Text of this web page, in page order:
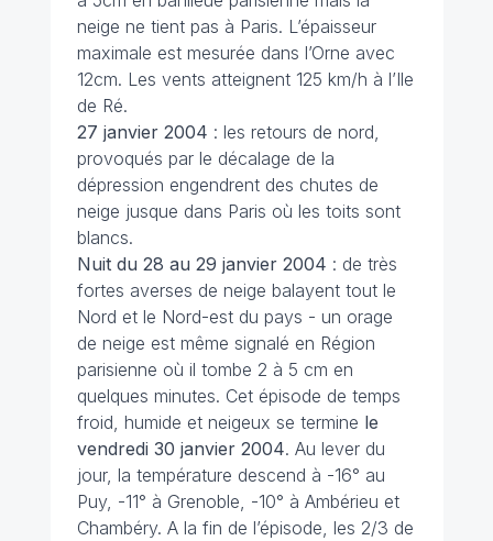
neige ne tient pas à Paris. L’épaisseur
maximale est mesurée dans l’Orne avec
12cm. Les vents atteignent 125 km/h à l’Ile
de Ré.
27 janvier 2004 : les retours de nord,
provoqués par le décalage de la
dépression engendrent des chutes de
neige jusque dans Paris où les toits sont
blancs.
Nuit du 28 au 29 janvier 2004 : de très
fortes averses de neige balayent tout le
Nord et le Nord-est du pays - un orage
de neige est même signalé en Région
parisienne où il tombe 2 à 5 cm en
quelques minutes. Cet épisode de temps
froid, humide et neigeux se termine le
vendredi 30 janvier 2004. Au lever du
jour, la température descend à -16° au
Puy, -11° à Grenoble, -10° à Ambérieu et
Chambéry. A la fin de l’épisode, les 2/3 de